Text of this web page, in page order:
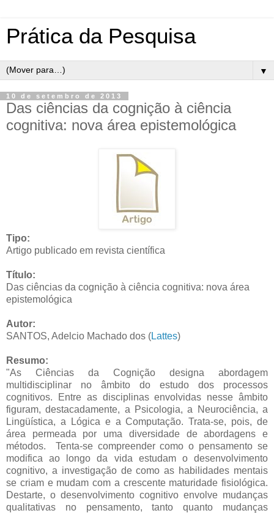
Prática da Pesquisa
▼
10 de setembro de 2013
Das ciências da cognição à ciência
cognitiva: nova área epistemológica
Tipo:
Artigo publicado em revista científica
Título:
Das ciências da cognição à ciência cognitiva: nova área
epistemológica
Autor:
SANTOS, Adelcio Machado dos (Lattes)
Resumo:
"As Ciências da Cognição designa abordagem
multidisciplinar no âmbito do estudo dos processos
cognitivos. Entre as disciplinas envolvidas nesse âmbito
figuram, destacadamente, a Psicologia, a Neurociência, a
Lingüística, a Lógica e a Computação. Trata-se, pois, de
área permeada por uma diversidade de abordagens e
métodos. Tenta-se compreender como o pensamento se
modifica ao longo da vida estudam o desenvolvimento
cognitivo, a investigação de como as habilidades mentais
se criam e mudam com a crescente maturidade fisiológica.
Destarte, o desenvolvimento cognitivo envolve mudanças
qualitativas no pensamento, tanto quanto mudanças